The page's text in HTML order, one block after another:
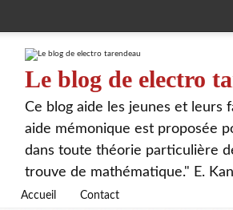
Le blog de electro
Ce blog aide les jeunes et leurs
aide mémonique est proposée
dans toute théorie particulière
trouve de mathématique." E.
Accueil Contact